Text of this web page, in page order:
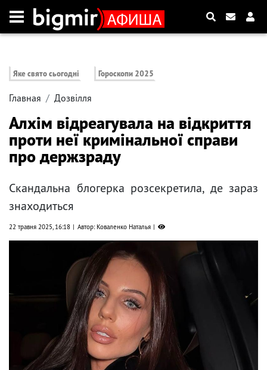
Яке свято сьогодні Гороскопи 2025
Главная Дозвілля
Алхім відреагувала на відкриття
проти неї кримінальної справи
про держзраду
Скандальна блогерка розсекретила, де зараз
знаходиться
22 травня 2025, 16:18 Автор: Коваленко Наталья